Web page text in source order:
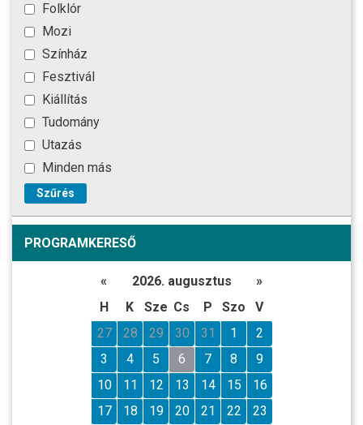
Folklór
Mozi
Színház
Fesztivál
Kiállítás
Tudomány
Utazás
Minden más
Szűrés
PROGRAMKERESŐ
« 2026. augusztus
»
H
K Sze Cs P Szo
V
27
28 29 30 31 1
2
3
4 5 6 7 8
9
10
11 12 13 14 15
16
17
18 19 20 21 22
23